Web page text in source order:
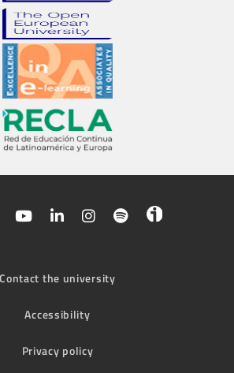
Contact the university
Accessibility
Privacy policy